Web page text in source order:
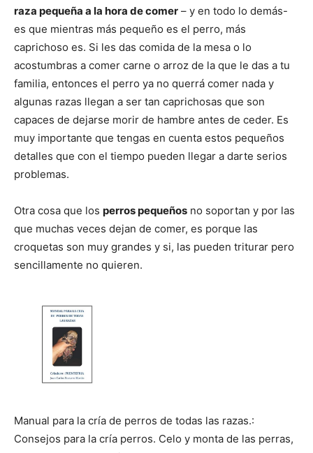
raza pequeña a la hora de comer – y en todo lo demás-
es que mientras más pequeño es el perro, más
caprichoso es. Si les das comida de la mesa o lo
acostumbras a comer carne o arroz de la que le das a tu
familia, entonces el perro ya no querrá comer nada y
algunas razas llegan a ser tan caprichosas que son
capaces de dejarse morir de hambre antes de ceder. Es
muy importante que tengas en cuenta estos pequeños
detalles que con el tiempo pueden llegar a darte serios
problemas.
Otra cosa que los perros pequeños no soportan y por las
que muchas veces dejan de comer, es porque las
croquetas son muy grandes y si, las pueden triturar pero
sencillamente no quieren.
Manual para la cría de perros de todas las razas.:
Consejos para la cría perros. Celo y monta de las perras,